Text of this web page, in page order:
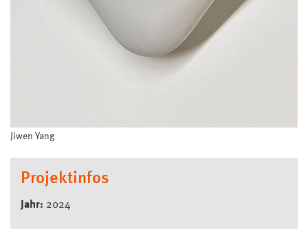
Jiwen Yang
Projektinfos
Jahr: 2024